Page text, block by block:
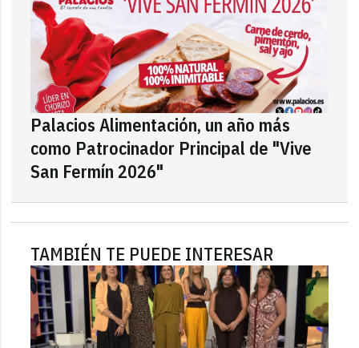
Palacios Alimentación, un año más
como Patrocinador Principal de "Vive
San Fermín 2026"
TAMBIÉN TE PUEDE INTERESAR